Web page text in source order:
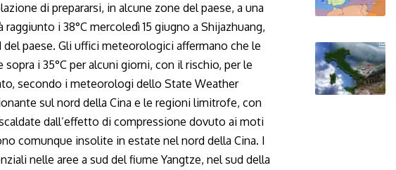
di prepararsi, in alcune zone del paese, a una
i 38°C mercoledì 15 giugno a Shijazhuang,
paese. Gli uffici meteorologici affermano che le
i 35°C per alcuni giorni, con il rischio, per le
secondo i meteorologi dello State Weather
sul nord della Cina e le regioni limitrofe, con
dall’effetto di compressione dovuto ai moti
comunque insolite in estate nel nord della Cina. I
nelle aree a sud del fiume Yangtze, nel sud della